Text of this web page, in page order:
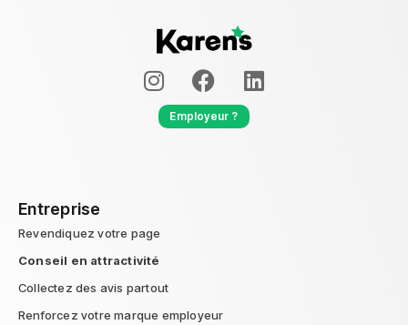
Employeur ?
Entreprise
Revendiquez votre page
Conseil en attractivité
Collectez des avis partout
Renforcez votre marque employeur